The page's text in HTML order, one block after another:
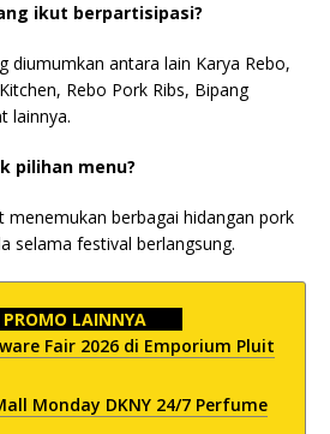
ikut berpartisipasi?
diumumkan antara lain Karya Rebo,
Rebo Pork Ribs, Bipang
lainnya.
pilihan menu?
menemukan berbagai hidangan pork
selama festival berlangsung.
PROMO LAINNYA
Fair 2026 di Emporium Pluit
Monday DKNY 24/7 Perfume